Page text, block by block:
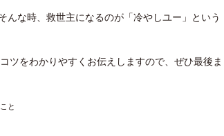
な時、救世主になるのが「冷やしユー」という
ツをわかりやすくお伝えしますので、ぜひ最後ま
と